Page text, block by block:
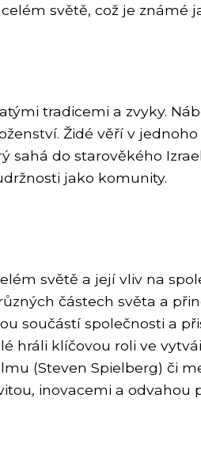
světě, což je známé
tradicemi a zvyky.
Židé věří v
do starověkého
jako komunity.
světě a její vliv na
částech světa a
součástí společnosti a
hráli klíčovou roli ve
(Steven Spielberg) či
inovacemi a odvahou